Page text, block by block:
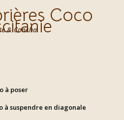
Coco
& Concha
à poser
à suspendre en diagonale